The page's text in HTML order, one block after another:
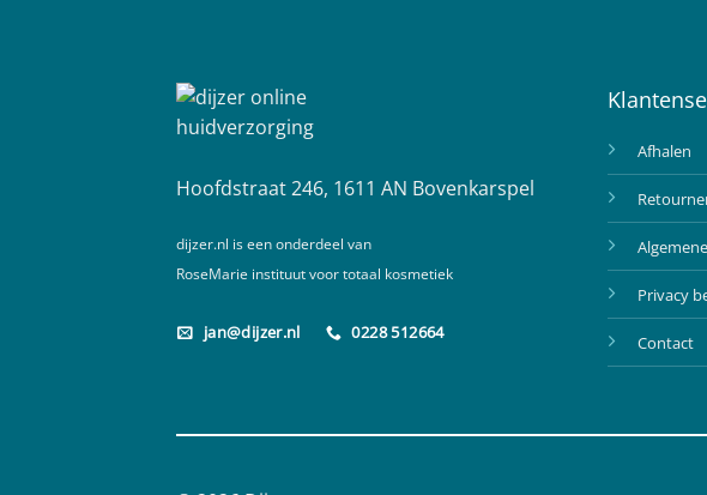
Hoofdstraat 246, 1611 AN Bovenkarspel
dijzer.nl is een onderdeel van
RoseMarie instituut voor totaal kosmetiek
jan@dijzer.nl 0228 512664
Afhalen
Privacy
Contact